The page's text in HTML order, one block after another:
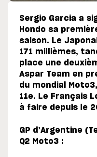
Sergio Garcia a
Hondo sa
saison. Le
171 millièmes,
place une
Aspar Team en
du mondial
11e. Le Français
à faire depuis le
GP d’Argentine
Q2 Moto3 :